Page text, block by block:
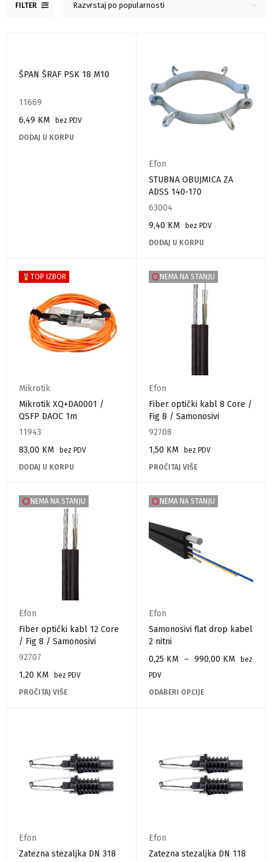
FILTER Razvrstaj po popularnosti
ŠPAN ŠRAF PSK 18 M10
11669
6,49 KM
bez PDV
DODAJ U KORPU
Efon
STUBNA OBUJMICA ZA
ADSS 140-170
63004
9,40 KM
bez PDV
DODAJ U KORPU
TOP IZBOR
Mikrotik
Mikrotik XQ+DA0001 /
QSFP DAOC 1m
11943
83,00 KM
bez PDV
DODAJ U KORPU
NEMA NA STANJU
Efon
Fiber optički kabl 8 Core /
Fig 8 / Samonosivi
92708
1,50 KM
bez PDV
PROČITAJ VIŠE
NEMA NA STANJU
Efon
Fiber optički kabl 12 Core
/ Fig 8 / Samonosivi
92707
1,20 KM
bez PDV
PROČITAJ VIŠE
NEMA NA STANJU
Efon
Samonosivi flat drop kabel
2 nitni
0,25 KM – 990,00 KM
bez
PDV
ODABERI OPCIJE
Efon
Zatezna stezaljka DN 318
Efon
Zatezna stezaljka DN 118